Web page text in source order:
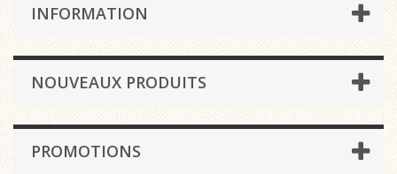
INFORMATION
NOUVEAUX PRODUITS
PROMOTIONS